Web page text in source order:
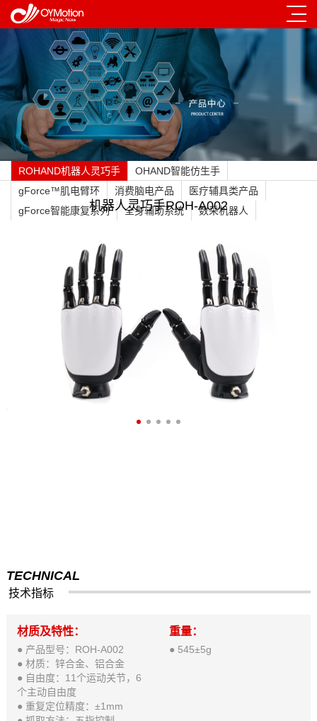
ROHAND机器人灵巧手
OHAND智能仿生手
gForce™肌电臂环
消费脑电产品
医疗辅具类产品
gForce智能康复系列
全身辅助系统 数采机器人
机器人灵巧手ROH-A002
TECHNICAL
技术指标
材质及特性：
● 产品型号：ROH-A002
● 材质：锌合金、铝合金
● 自由度：11个运动关节，6
个主动自由度
● 重复定位精度：±1mm
重量：
● 545±5g